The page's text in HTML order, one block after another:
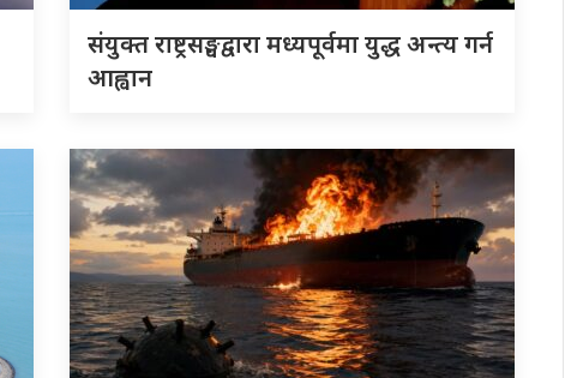
संयुक्त राष्ट्रसङ्घद्वारा मध्यपूर्वमा युद्ध अन्त्य गर्न
आह्वान